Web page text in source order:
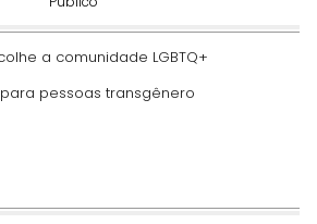
a comunidade LGBTQ+
pessoas transgênero